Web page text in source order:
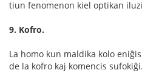
tiun fenomenon kiel optikan
9. Kofro.
La homo kun maldika kolo
de la kofro kaj komencis sufokiĝi.